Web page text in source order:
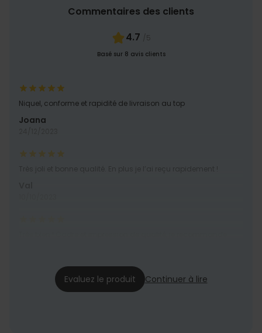
Commentaires des clients
4.7 /5
Basé sur 8 avis clients
Niquel, conforme et rapidité de livraison au top
Joana
24/12/2023
Evaluez le produit Continuer à lire